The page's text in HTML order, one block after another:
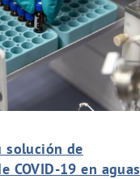
solución de
COVID-19 en aguas